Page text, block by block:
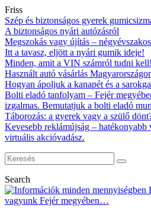
Friss
Szép és biztonságos gyerek
A biztonságos nyári autózásról
Megszokás vagy újítás –
Itt a tavasz, eljött a nyári gumik ideje!
Minden, amit a VIN számról tudni kell!
Használt autó vásárlás
Hogyan ápoljuk a kanapét és a
Bolti eladó tanfolyam – Fejér
izgalmas. Bemutatjuk a bolti eladó
Táborozás: a gyerek vagy a szülő
Kevesebb reklámújság –
virtuális akcióvadász.
Search